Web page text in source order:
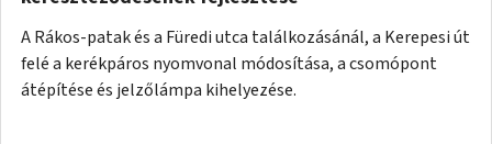
A Rákos-patak és a Füredi utca találkozásánál, a Kerepesi út
felé a kerékpáros nyomvonal módosítása, a csomópont
átépítése és jelzőlámpa kihelyezése.